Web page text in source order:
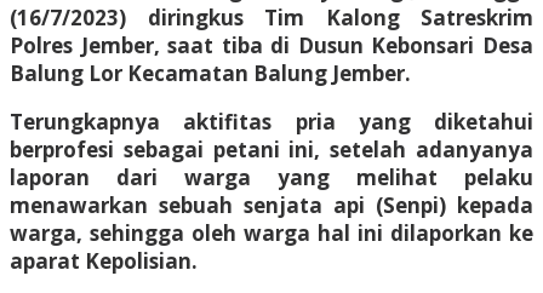
(16/7/2023) diringkus Tim Kalong Satreskrim
Polres Jember, saat tiba di Dusun Kebonsari Desa
Balung Lor Kecamatan Balung Jember.
Terungkapnya aktifitas pria yang diketahui
berprofesi sebagai petani ini, setelah adanyanya
laporan dari warga yang melihat pelaku
menawarkan sebuah senjata api (Senpi) kepada
warga, sehingga oleh warga hal ini dilaporkan ke
aparat Kepolisian.